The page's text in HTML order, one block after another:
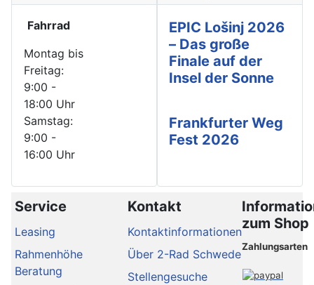
Fahrrad
Montag bis
Freitag:
9:00 -
18:00 Uhr
Samstag:
9:00 -
16:00 Uhr
EPIC Lošinj 2026
– Das große
Finale auf der
Insel der Sonne
Frankfurter Weg
Fest 2026
Service
Leasing
Rahmenhöhe
Beratung
Kontakt
Kontaktinformationen
Über 2-Rad Schwede
Stellengesuche
zum Shop
Zahlungsarten